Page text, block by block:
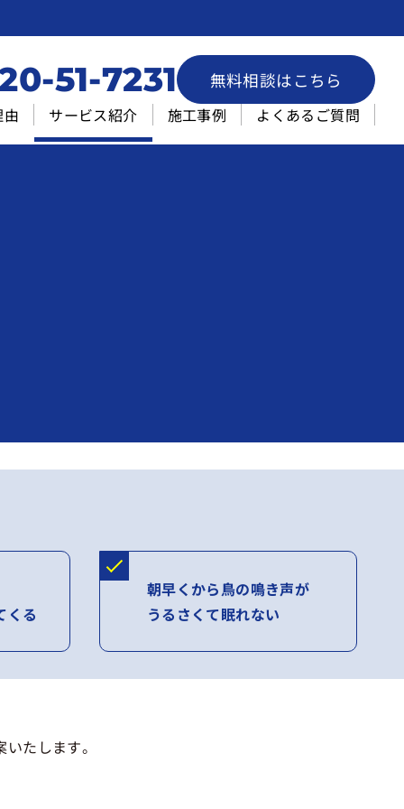
51-7231 無料相談はこちら
サービス紹介 施工事例 よくあるご質問
くる
朝早くから鳥の鳴き声が
うるさくて眠れない
たします。